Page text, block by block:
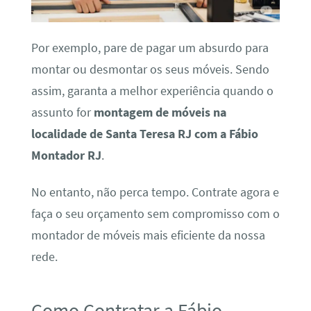
Por exemplo, pare de pagar um absurdo para
montar ou desmontar os seus móveis. Sendo
assim, garanta a melhor experiência quando o
assunto formontagem de móveis na
localidade de Santa Teresa RJ com a Fábio
Montador RJ.
No entanto, não perca tempo. Contrate agora e
faça o seu orçamento sem compromisso com o
montador de móveis mais eficiente da nossa
rede.